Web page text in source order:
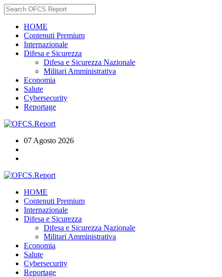
HOME
Contenuti Premium
Internazionale
Difesa e Sicurezza
Difesa e Sicurezza Nazionale
Militari Amministrativa
Economia
Salute
Cybersecurity
Reportage
07 Agosto 2026
HOME
Contenuti Premium
Internazionale
Difesa e Sicurezza
Difesa e Sicurezza Nazionale
Militari Amministrativa
Economia
Salute
Cybersecurity
Reportage